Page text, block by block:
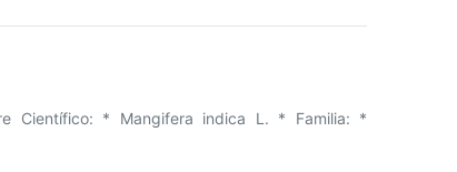
Científico: * Mangifera indica L. * Familia: *